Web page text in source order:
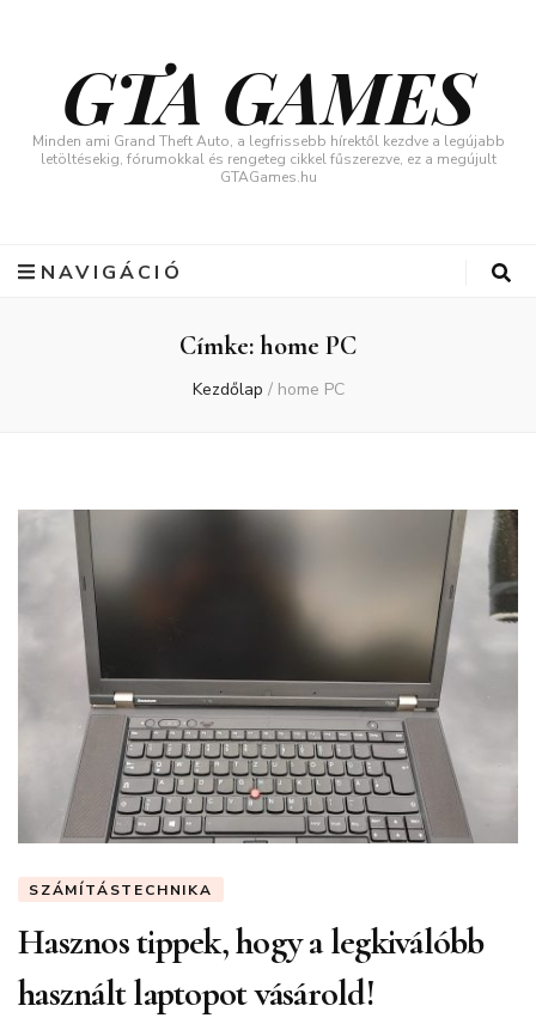
GTA GAMES
Minden ami Grand Theft Auto, a legfrissebb hírektől kezdve a legújabb
letöltésekig, fórumokkal és rengeteg cikkel fűszerezve, ez a megújult
GTAGames.hu
NAVIGÁCIÓ
Címke:home PC
Kezdőlap / home PC
SZÁMÍTÁSTECHNIKA
Hasznos tippek, hogy a legkiválóbb
használt laptopot vásárold!